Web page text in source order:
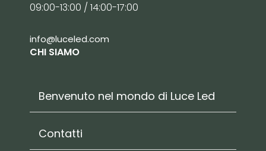
09:00-13:00 / 14:00-17:00
info@luceled.com
CHI SIAMO
Benvenuto nel mondo di Luce Led
Contatti